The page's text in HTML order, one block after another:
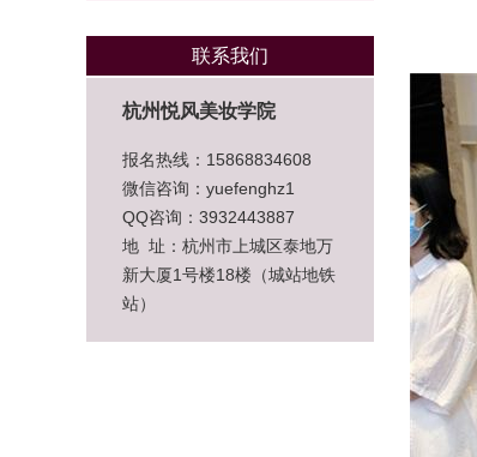
联系我们
杭州悦风美妆学院
报名热线：15868834608
微信咨询：yuefenghz1
QQ咨询：3932443887
地 址：杭州市上城区泰地万
新大厦1号楼18楼（城站地铁
站）